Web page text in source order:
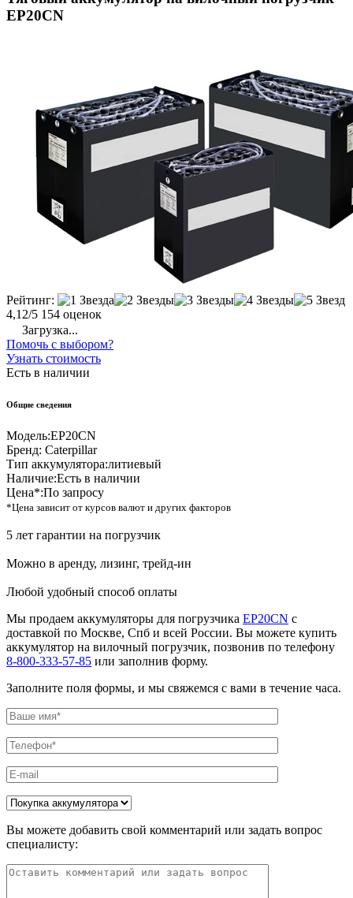
EP20СN
Рейтинг:
4,12/5 154 оценок
Загрузка...
Помочь с выбором?
Узнать стоимость
Есть в наличии
Общие сведения
Модель:EP20СN
Бренд: Caterpillar
Тип аккумулятора:литиевый
Наличие:Есть в наличии
Цена*:По запросу
*Цена зависит от курсов валют и других факторов
5 лет гарантии на погрузчик
Можно в аренду, лизинг, трейд-ин
Любой удобный способ оплаты
Мы продаем аккумуляторы для погрузчика EP20СN с
доставкой по Москве, Спб и всей России. Вы можете купить
аккумулятор на вилочный погрузчик, позвонив по телефону
8-800-333-57-85 или заполнив форму.
Заполните поля формы, и мы свяжемся с вами в течение часа.
Вы можете добавить свой комментарий или задать вопрос
специалисту: